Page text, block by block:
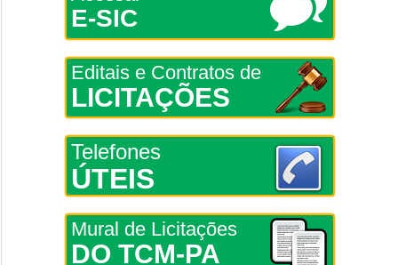
E-SIC
Editais e Contratos de
LICITAÇÕES
Telefones
ÚTEIS
Mural de Licitações
DO TCM-PA